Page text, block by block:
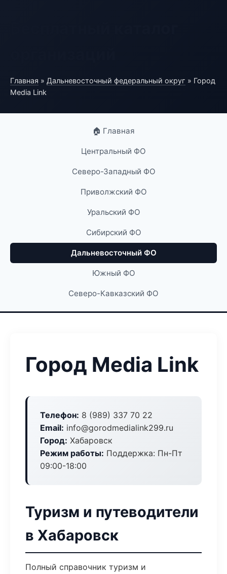
Главная » Дальневосточный федеральный округ » Город
Media Link
🏠 Главная
Центральный ФО
Северо-Западный ФО
Приволжский ФО
Уральский ФО
Сибирский ФО
Дальневосточный ФО
Южный ФО
Северо-Кавказский ФО
Город Media Link
Телефон: 8 (989) 337 70 22
Email: info@gorodmedialink299.ru
Город: Хабаровск
Режим работы: Поддержка: Пн-Пт
09:00-18:00
Туризм и путеводители
в Хабаровск
Полный справочник туризм и